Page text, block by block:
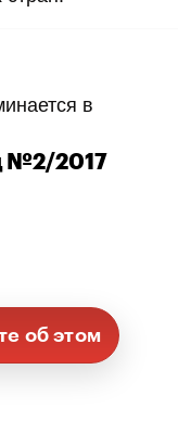
в
№2/2017
об этом